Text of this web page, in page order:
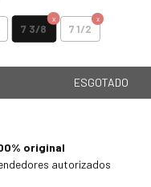
7 3/8 7 1/2
original
autorizados